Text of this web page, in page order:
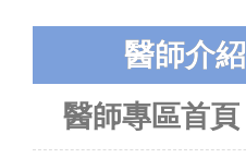
醫師介紹
醫師專區首頁